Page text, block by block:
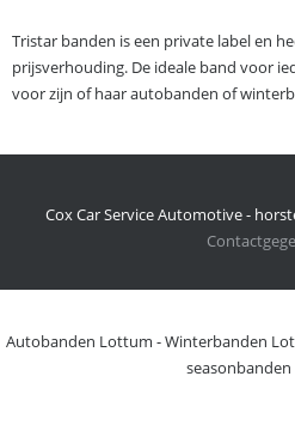
Tristar banden is een private label en
prijsverhouding. De ideale band voor
voor zijn of haar autobanden of
Cox Car Service Automotive -
Autobanden Lottum -Winterbanden